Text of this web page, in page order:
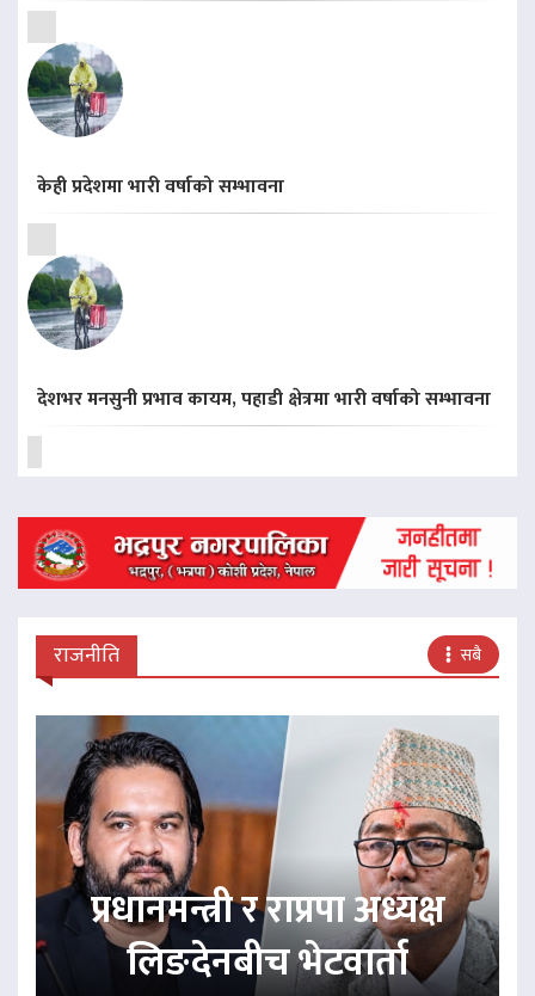
केही प्रदेशमा भारी वर्षाको सम्भावना
देशभर मनसुनी प्रभाव कायम, पहाडी क्षेत्रमा भारी वर्षाको सम्भावना
राजनीति सबै
प्रधानमन्त्री र राप्रपा अध्यक्ष
लिङदेनबीच भेटवार्ता